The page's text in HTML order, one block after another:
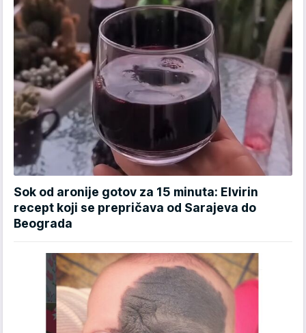
Sok od aronije gotov za 15 minuta: Elvirin
recept koji se prepričava od Sarajeva do
Beograda